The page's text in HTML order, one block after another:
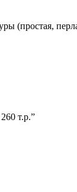
(простая,
т.р.”